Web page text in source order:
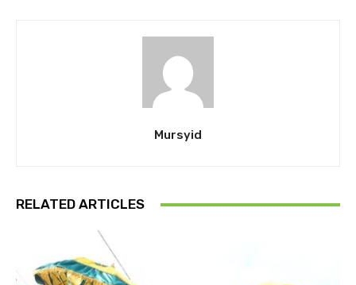
Mursyid
RELATED ARTICLES